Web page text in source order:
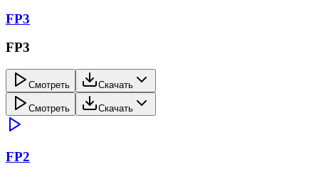
FP3
FP3
Смотреть Скачать
Смотреть Скачать
FP2